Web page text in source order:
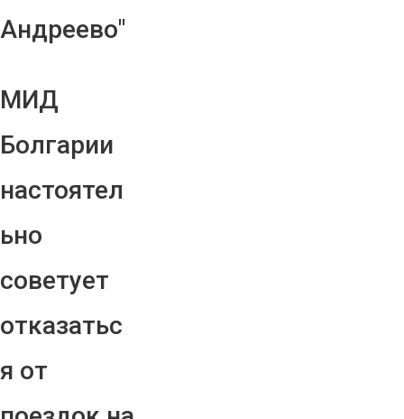
Андреево"
МИД
Болгарии
настоятел
ьно
советует
отказатьс
я от